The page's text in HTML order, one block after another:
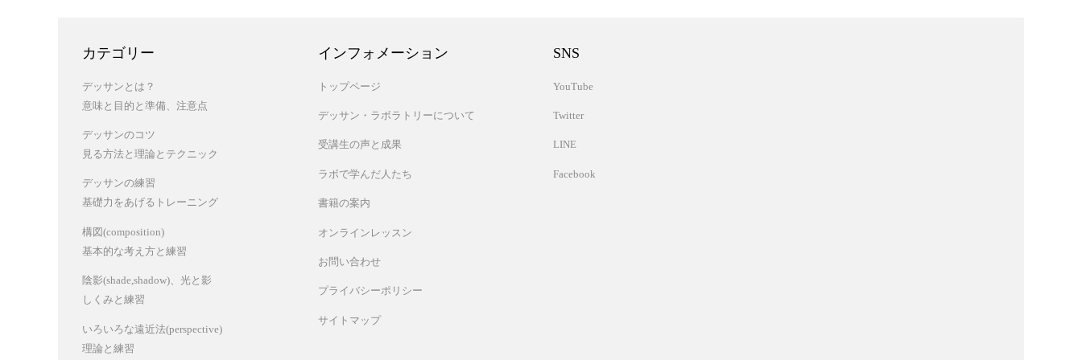
カテゴリー
デッサンとは？
意味と目的と準備、注意点
デッサンのコツ
見る方法と理論とテクニック
デッサンの練習
基礎力をあげるトレーニング
構図(composition)
基本的な考え方と練習
陰影(shade,shadow)、光と影
しくみと練習
いろいろな遠近法(perspective)
理論と練習
インフォメーション
トップページ
デッサン・ラボラトリーについて
受講生の声と成果
ラボで学んだ人たち
書籍の案内
オンラインレッスン
お問い合わせ
プライバシーポリシー
サイトマップ
SNS
YouTube
Twitter
LINE
Facebook